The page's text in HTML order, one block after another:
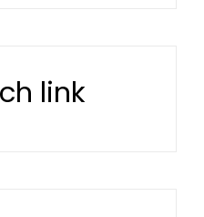
link